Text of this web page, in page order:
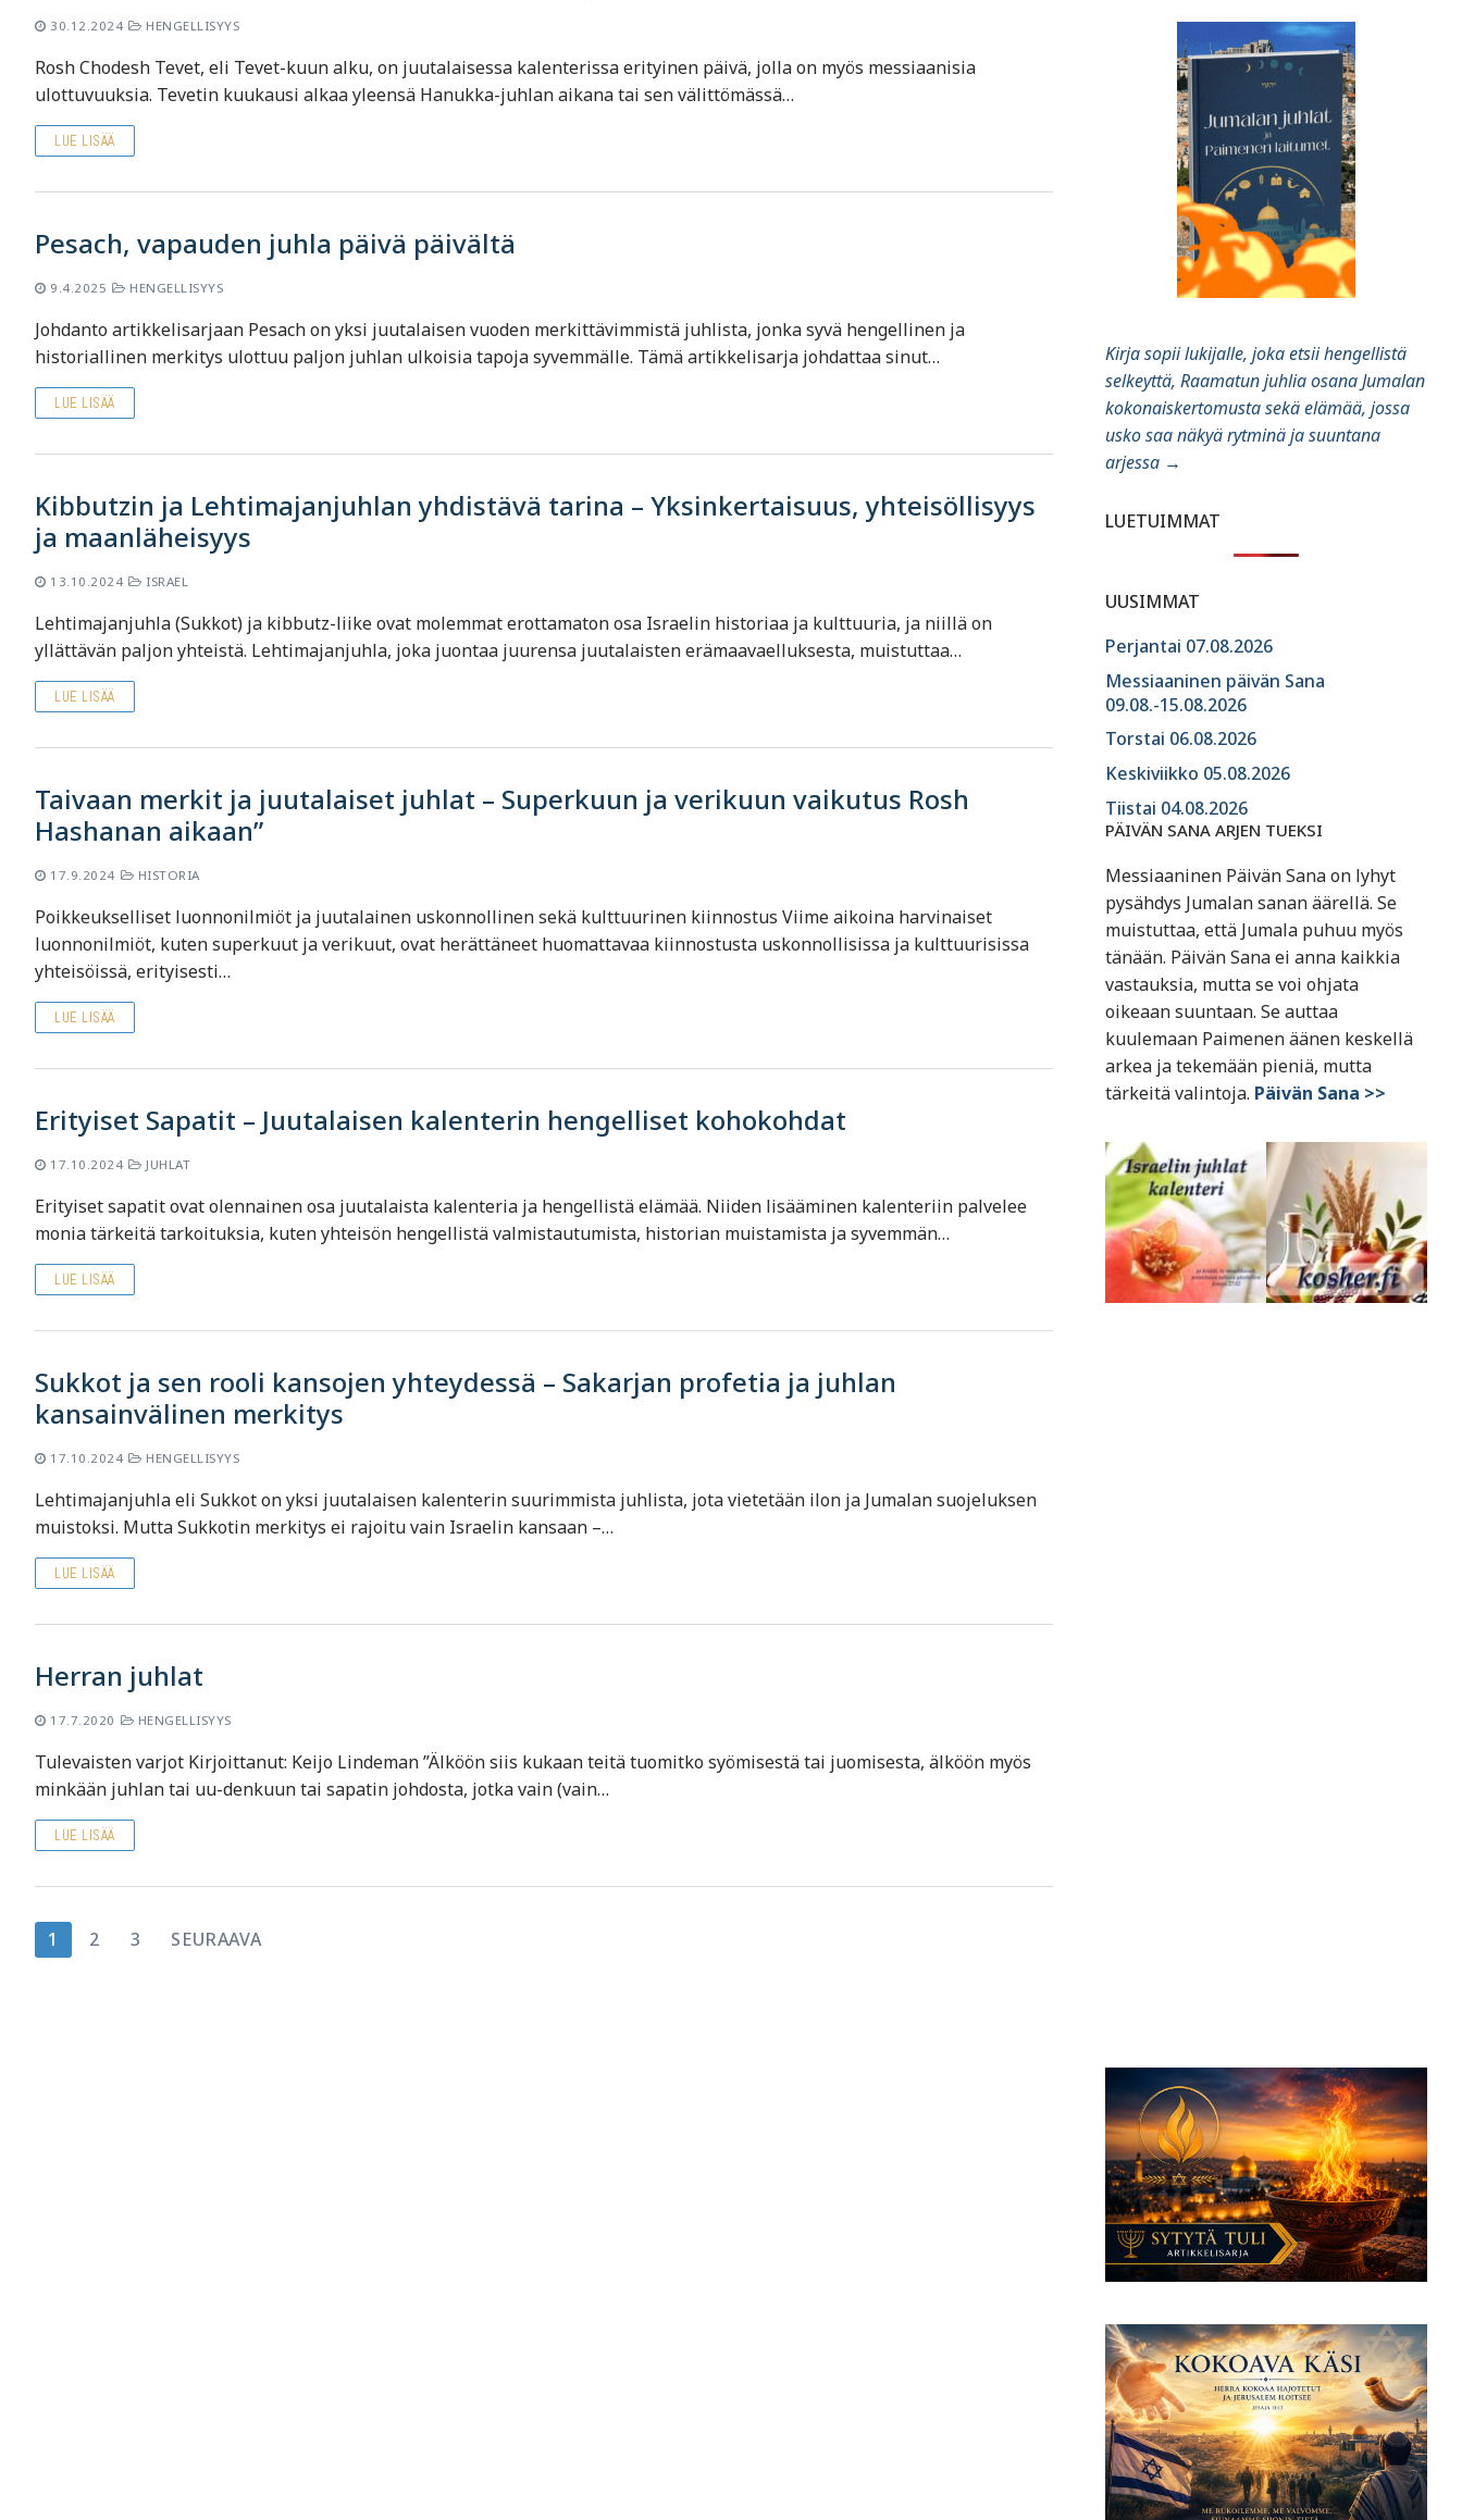
30.12.2024 HENGELLISYYS
Rosh Chodesh Tevet, eli Tevet-kuun alku, on juutalaisessa kalenterissa erityinen päivä, jolla on myös messiaanisia
ulottuvuuksia. Tevetin kuukausi alkaa yleensä Hanukka-juhlan aikana tai sen välittömässä…
LUE LISÄÄ
Pesach, vapauden juhla päivä päivältä
9.4.2025 HENGELLISYYS
Johdanto artikkelisarjaan Pesach on yksi juutalaisen vuoden merkittävimmistä juhlista, jonka syvä hengellinen ja
historiallinen merkitys ulottuu paljon juhlan ulkoisia tapoja syvemmälle. Tämä artikkelisarja johdattaa sinut…
LUE LISÄÄ
Kibbutzin ja Lehtimajanjuhlan yhdistävä tarina – Yksinkertaisuus, yhteisöllisyys
ja maanläheisyys
13.10.2024 ISRAEL
Lehtimajanjuhla (Sukkot) ja kibbutz-liike ovat molemmat erottamaton osa Israelin historiaa ja kulttuuria, ja niillä on
yllättävän paljon yhteistä. Lehtimajanjuhla, joka juontaa juurensa juutalaisten erämaavaelluksesta, muistuttaa…
LUE LISÄÄ
Taivaan merkit ja juutalaiset juhlat – Superkuun ja verikuun vaikutus Rosh
Hashanan aikaan”
17.9.2024 HISTORIA
Poikkeukselliset luonnonilmiöt ja juutalainen uskonnollinen sekä kulttuurinen kiinnostus Viime aikoina harvinaiset
luonnonilmiöt, kuten superkuut ja verikuut, ovat herättäneet huomattavaa kiinnostusta uskonnollisissa ja kulttuurisissa
yhteisöissä, erityisesti…
LUE LISÄÄ
Erityiset Sapatit – Juutalaisen kalenterin hengelliset kohokohdat
17.10.2024 JUHLAT
Erityiset sapatit ovat olennainen osa juutalaista kalenteria ja hengellistä elämää. Niiden lisääminen kalenteriin palvelee
monia tärkeitä tarkoituksia, kuten yhteisön hengellistä valmistautumista, historian muistamista ja syvemmän…
LUE LISÄÄ
Sukkot ja sen rooli kansojen yhteydessä – Sakarjan profetia ja juhlan
kansainvälinen merkitys
17.10.2024 HENGELLISYYS
Lehtimajanjuhla eli Sukkot on yksi juutalaisen kalenterin suurimmista juhlista, jota vietetään ilon ja Jumalan suojeluksen
muistoksi. Mutta Sukkotin merkitys ei rajoitu vain Israelin kansaan –…
LUE LISÄÄ
Herran juhlat
17.7.2020 HENGELLISYYS
Tulevaisten varjot Kirjoittanut: Keijo Lindeman ”Älköön siis kukaan teitä tuomitko syömisestä tai juomisesta, älköön myös
minkään juhlan tai uu-denkuun tai sapatin johdosta, jotka vain (vain…
LUE LISÄÄ
Artikkelien
1 2 3 SEURAAVA
Kirja sopii lukijalle, joka etsii hengellistä
selkeyttä, Raamatun juhlia osana Jumalan
kokonaiskertomusta sekä elämää, jossa
usko saa näkyä rytminä ja suuntana
arjessa →
LUETUIMMAT
UUSIMMAT
Perjantai 07.08.2026
Messiaaninen päivän Sana
09.08.-15.08.2026
Torstai 06.08.2026
Keskiviikko 05.08.2026
Tiistai 04.08.2026
PÄIVÄN SANA ARJEN TUEKSI
Messiaaninen Päivän Sana on lyhyt
pysähdys Jumalan sanan äärellä. Se
muistuttaa, että Jumala puhuu myös
tänään. Päivän Sana ei anna kaikkia
vastauksia, mutta se voi ohjata
oikeaan suuntaan. Se auttaa
kuulemaan Paimenen äänen keskellä
arkea ja tekemään pieniä, mutta
tärkeitä valintoja. Päivän Sana >>